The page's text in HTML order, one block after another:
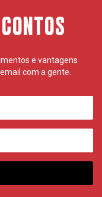
e vantagens
com a gente.